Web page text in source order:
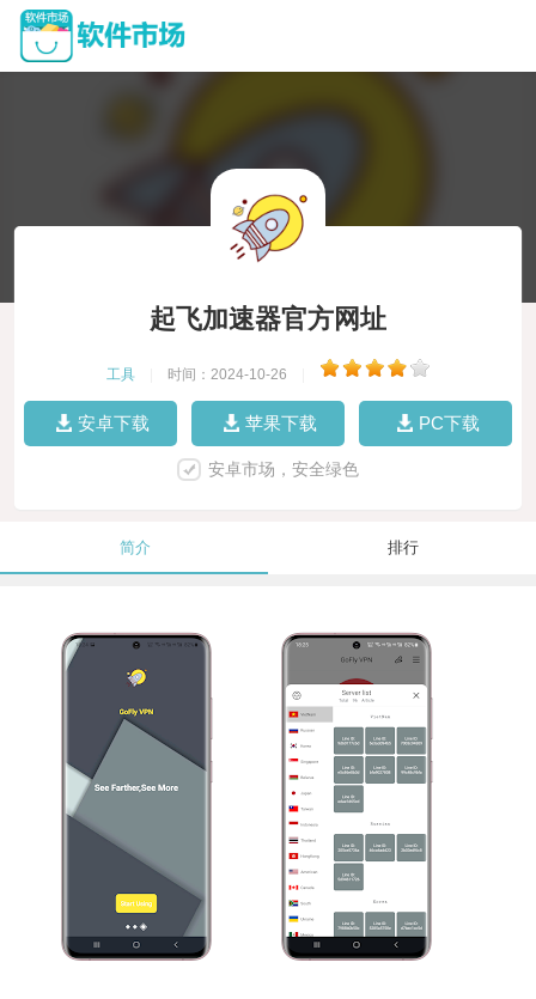
起飞加速器官方网址
工具 时间：2024-10-26
安卓下载 苹果下载 PC下载
安卓市场，安全绿色
简介 排行